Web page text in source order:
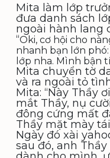
Mita làm lớp
đưa danh sách
ngoài hành lang
“Oki, cơ hội cho
nhanh bạn lớn
lớp nha. Mình bận
Mita chuyển tờ
và ra ngoài tỏ
Mita: “Này Thầy
mắt Thầy, nụ
đông cứng mất
Thầy mặt mày
Ngày đó xài
sau đó, anh